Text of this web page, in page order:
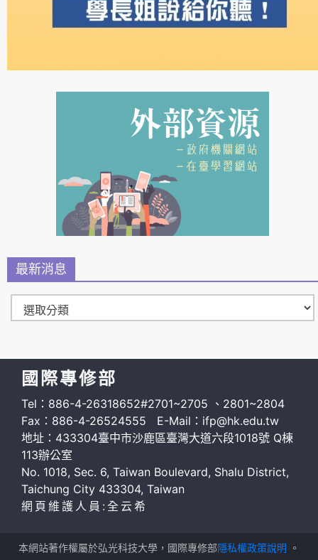
最新消息
國際專修部
Tel：886-4-26318652#2701~2705 、2801~2804
Fax：886-4-26524555 E-Mail：ifp@hk.edu.tw
地址：433304臺中市沙鹿區臺灣大道六段1018號 Q棟
113辦公室
No. 1018, Sec. 6, Taiwan Boulevard, Shalu District,
Taichung City 433304, Taiwan
網頁維護人員:全云希
本網站著作權屬於弘光科技大學，國際專修部隱私權政策說明 。